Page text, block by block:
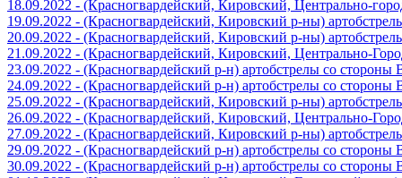
18.09.2022 - (Красногвардейский, Кировский, Центрально-
19.09.2022 - (Красногвардейский, Кировский р-ны)
20.09.2022 - (Красногвардейский, Кировский р-ны)
21.09.2022 - (Красногвардейский, Кировский, Центрально-
23.09.2022 - (Красногвардейский р-н) артобстрелы со
24.09.2022 - (Красногвардейский р-н) артобстрелы со
25.09.2022 - (Красногвардейский, Кировский р-ны)
26.09.2022 - (Красногвардейский, Кировский, Центрально-
27.09.2022 - (Красногвардейский, Кировский р-ны)
29.09.2022 - (Красногвардейский р-н) артобстрелы со
30.09.2022 - (Красногвардейский р-н) артобстрелы со